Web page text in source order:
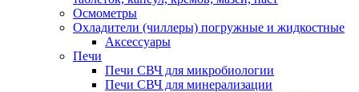
Осмометры
Охладители (чиллеры) погружные и жидкостные
Аксессуары
Печи
Печи СВЧ для микробиологии
Печи СВЧ для минерализации